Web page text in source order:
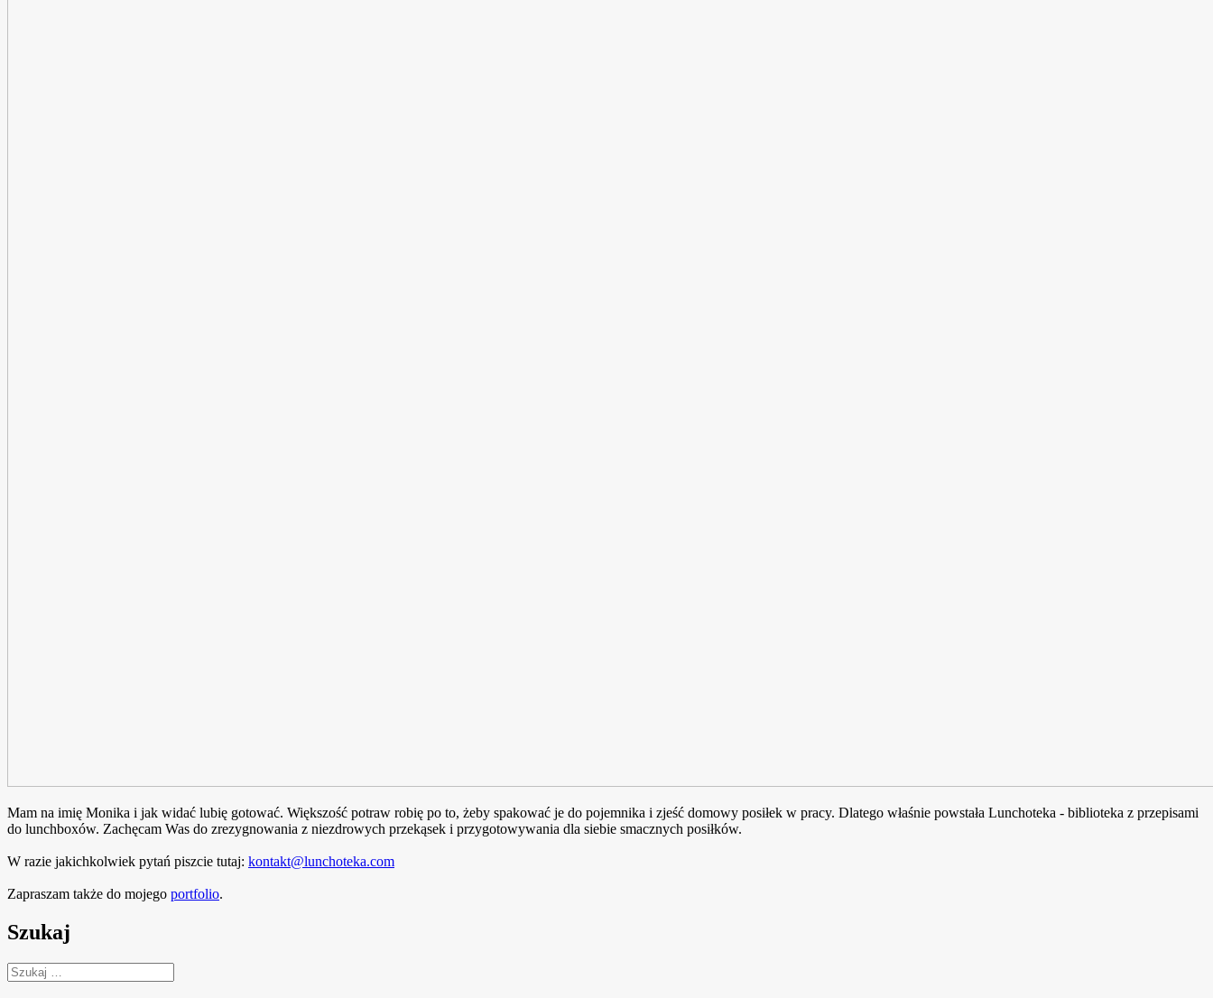
Mam na imię Monika i jak widać lubię gotować. Większość potraw robię po to, żeby spakować je do pojemnika i zjeść domowy posiłek w pracy. Dlatego właśnie powstała Lunchoteka - biblioteka z przepisami
do lunchboxów. Zachęcam Was do zrezygnowania z niezdrowych przekąsek i przygotowywania dla siebie smacznych posiłków.
W razie jakichkolwiek pytań piszcie tutaj: kontakt@lunchoteka.com
Zapraszam także do mojego portfolio.
Szukaj
Szukaj: